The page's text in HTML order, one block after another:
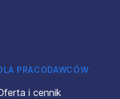
PRACODAWCÓW
i cennik